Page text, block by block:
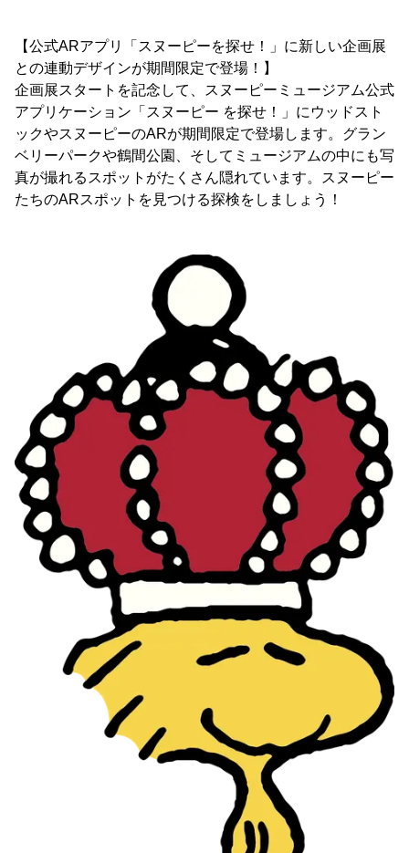
【公式ARアプリ「スヌーピーを探せ！」に新しい企画展
との連動デザインが期間限定で登場！】
企画展スタートを記念して、スヌーピーミュージアム公式
アプリケーション「スヌーピー を探せ！」にウッドスト
ックやスヌーピーのARが期間限定で登場します。グラン
ベリーパークや鶴間公園、そしてミュージアムの中にも写
真が撮れるスポットがたくさん隠れています。スヌーピー
たちのARスポットを見つける探検をしましょう！